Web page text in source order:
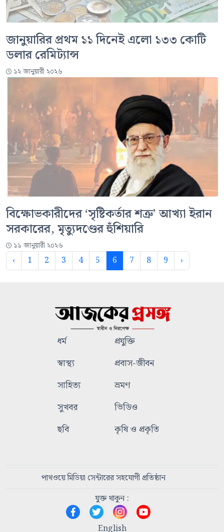
জানুয়ারির প্রথম ১১ দিনেই এলো ১৩৩ কোটি
ডলার রেমিট্যান্স
১২ জানুয়ারী ২০২৬
বিক্ষোভকারীদের ‘সৃষ্টিকর্তার শত্রু’ আখ্যা ইরান
সরকারের, মৃত্যুদণ্ডের হুঁশিয়ারি
১১ জানুয়ারী ২০২৬
‹ 1 2 3 4 5 6 7 8 9 ›
ধর্ম
প্রযুক্তি
স্বাস্থ্য
প্রবাস-জীবন
সাহিত্য
ভ্রমণ
সুখবর
ভিডিও
ছবি
কৃষি ও প্রকৃতি
পাথওয়ে মিডিয়া সেন্টারের সহযোগী প্রতিষ্ঠান
যুক্ত থাকুন :
English